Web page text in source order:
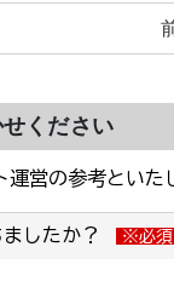
ください